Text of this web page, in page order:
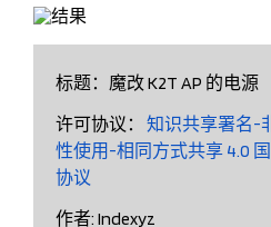
标题： 魔改 K2T AP 的电源
许可协议：
知识共享署名-
性使用-相同方式共享 4.0
协议
作者: Indexyz